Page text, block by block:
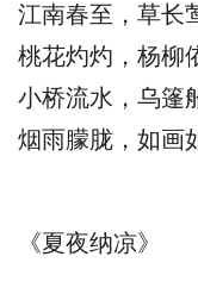
江南春至，草长
桃花灼灼，杨柳
小桥流水，乌篷
烟雨朦胧，如画
《夏夜纳凉》